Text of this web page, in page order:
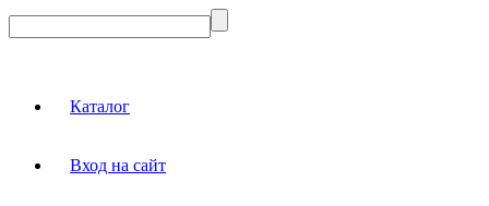
Каталог
Вход на сайт